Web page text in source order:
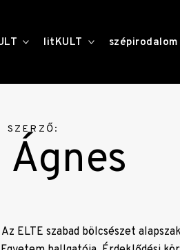
toggle
child
litKULT toggle
child
szépirodalom
SZERZŐ:
Ágnes
ELTE ​s​zabad bölcsészet